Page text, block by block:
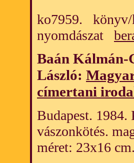
ko7959. könyv/
nyomdászat
Baán Kálmán-
László:
címertani
Budapest.
vászonkötés.
méret: 23x16